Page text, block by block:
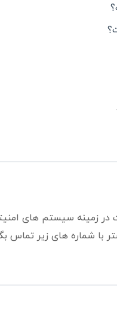
در زمینه سیستم های
با شماره های زیر تماس